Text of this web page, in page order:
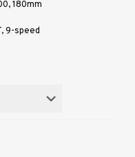
180mm
9-speed